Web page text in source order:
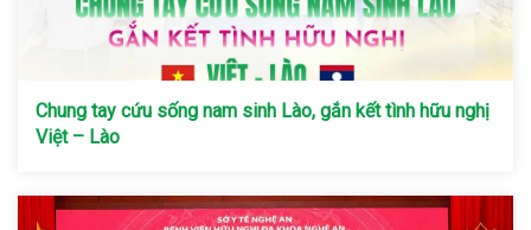
Chung tay cứu sống nam sinh Lào, gắn kết tình hữu nghị
Việt – Lào